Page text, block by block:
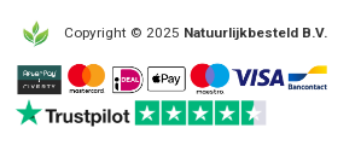
Copyright © 2025 Natuurlijkbesteld B.V.